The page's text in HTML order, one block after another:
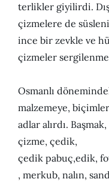
terlikler giyilirdi.
çizmelere de
ince bir zevkle ve
çizmeler
Osmanlı
malzemeye,
adlar alırdı.
çizme, çedik,
çedik pabuç,edik,
, merkub, nalın,